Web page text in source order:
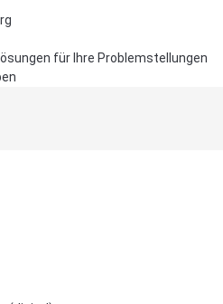
für Ihre Problemstellungen